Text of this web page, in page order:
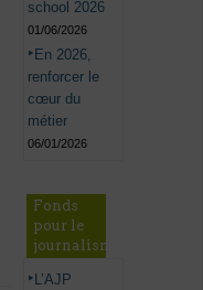
school 2026
01/06/2026
En 2026,
renforcer le
cœur du
métier
06/01/2026
Fonds
pour le
journalisme
L’AJP